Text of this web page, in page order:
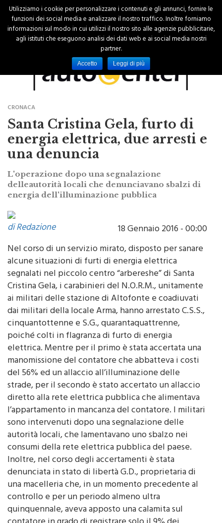
CRONACA
Santa Cristina Gela, furto di
energia elettrica, due arresti e
una denuncia
L'operazione dopo una segnalazione
delleautorità locali che denunciavano sbalzi di
di Redazione
18 Gennaio 2016 - 00:00
Nel corso di un servizio mirato, disposto per sanare
alcune situazioni di furti di energia elettrica
segnalati nel piccolo centro “arbereshe” di Santa
Cristina Gela, i carabinieri del N.O.R.M., unitamente
ai militari delle stazione di Altofonte e coadiuvati
dai militari della locale Arma, hanno arrestato C.S.S.,
cinquantottenne e S.G., quarantaquattrenne,
poiché colti in flagranza di furto di energia
elettrica. Mentre per il primo è stata accertata una
manomissione del contatore che abbatteva i costi
del 56% ed un allaccio all’illuminazione delle
strade, per il secondo è stato accertato un allaccio
diretto alla rete elettrica pubblica che alimentava
l’appartamento in mancanza del contatore. I militari
sono intervenuti dopo una segnalazione delle
autorità locali, che lamentavano uno sbalzo nei
consumi della rete elettrica pubblica del paese.
Inoltre, nel corso degli accertamenti è stata
denunciata in stato di libertà G.D., proprietaria di
una macelleria che, in un momento precedente al
controllo e per un periodo almeno ultra
Utilizziamo i cookie per personalizzare i contenuti e gli annunci, fornire le
funzioni dei social media e analizzare il nostro traffico. Inoltre forniamo
informazioni sul modo in cui utilizzi il nostro sito alle agenzie pubblicitarie,
agli istituti che eseguono analisi dei dati web e ai social media nostri
partner.
Accetto Leggi di più